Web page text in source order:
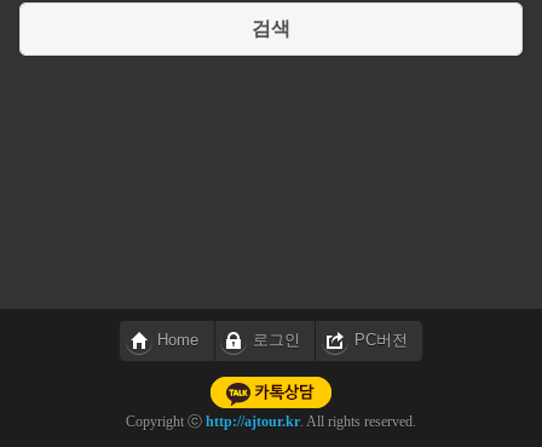
검색
Home 로그인 PC버전
Copyright ⓒ http://ajtour.kr. All rights reserved.